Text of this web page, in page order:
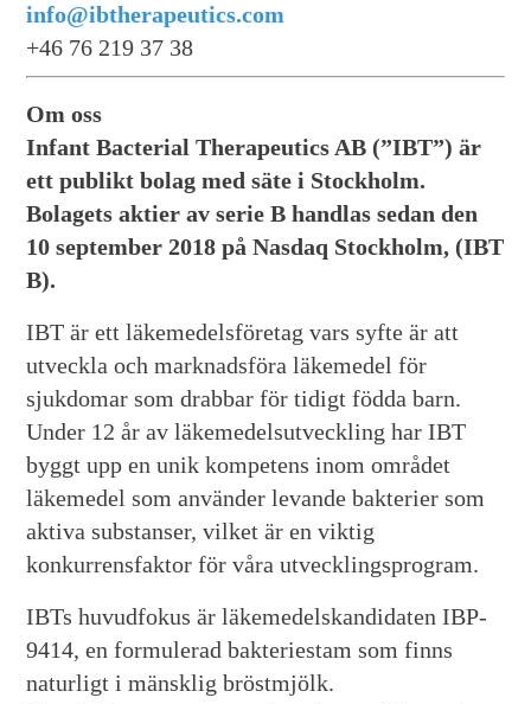
info@ibtherapeutics.com
+46 76 219 37 38
Om oss
Infant Bacterial Therapeutics AB (”IBT”) är
ett publikt bolag med säte i Stockholm.
Bolagets aktier av serie B handlas sedan den
10 september 2018 på Nasdaq Stockholm, (IBT
B).
IBT är ett läkemedelsföretag vars syfte är att
utveckla och marknadsföra läkemedel för
sjukdomar som drabbar för tidigt födda barn.
Under 12 år av läkemedelsutveckling har IBT
byggt upp en unik kompetens inom området
läkemedel som använder levande bakterier som
aktiva substanser, vilket är en viktig
konkurrensfaktor för våra utvecklingsprogram.
IBTs huvudfokus är läkemedelskandidaten IBP-
9414, en formulerad bakteriestam som finns
naturligt i mänsklig bröstmjölk.